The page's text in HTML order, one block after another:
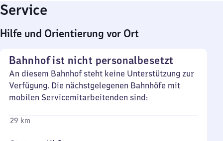
Service
Hilfe und Orientierung vor Ort
Bahnhof ist nicht personalbesetzt
An diesem Bahnhof steht keine Unterstützung zur
Verfügung. Die nächstgelegenen Bahnhöfe mit
mobilen Servicemitarbeitenden sind:
29 km